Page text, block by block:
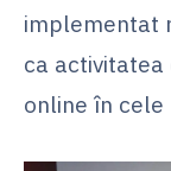
implementat
ca activitatea
online în cele